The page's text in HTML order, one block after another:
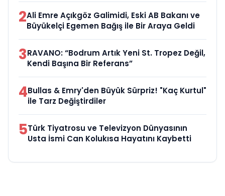
2Ali Emre Açıkgöz Galimidi, Eski AB Bakanı ve
Büyükelçi Egemen Bağış ile Bir Araya Geldi
3RAVANO: “Bodrum Artık Yeni St. Tropez Değil,
Kendi Başına Bir Referans”
4Bullas & Emry'den Büyük Sürpriz! "Kaç Kurtul"
ile Tarz Değiştirdiler
5Türk Tiyatrosu ve Televizyon Dünyasının
Usta İsmi Can Kolukısa Hayatını Kaybetti